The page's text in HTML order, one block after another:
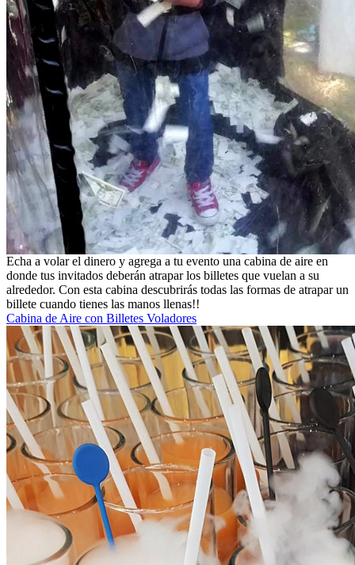
Echa a volar el dinero y agrega a tu evento una cabina de aire en
donde tus invitados deberán atrapar los billetes que vuelan a su
alrededor. Con esta cabina descubrirás todas las formas de atrapar un
billete cuando tienes las manos llenas!!
Cabina de Aire con Billetes Voladores